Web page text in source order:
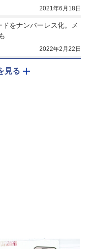
2021年6月18日
をナンバーレス化。メ
2022年2月22日
見る